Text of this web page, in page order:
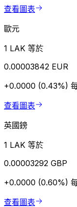
查看圖表
歐元
1 LAK 等於
0.00003842 EUR
+0.0000 (0.43%)
查看圖表
英國鎊
1 LAK 等於
0.00003292 GBP
+0.0000 (0.60%)
查看圖表